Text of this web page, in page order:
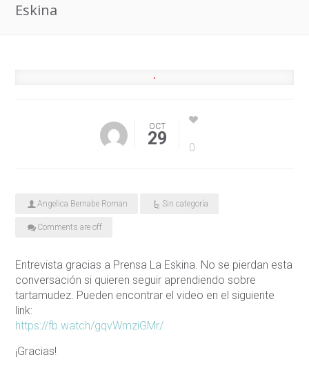
Eskina
OCT
29 0
Angelica Bernabe Roman Sin categoría
Comments are off
Entrevista gracias a Prensa La Eskina. No se pierdan esta
conversación si quieren seguir aprendiendo sobre
tartamudez. Pueden encontrar el video en el siguiente
link:
https://fb.watch/gqvWmziGMr/
¡Gracias!